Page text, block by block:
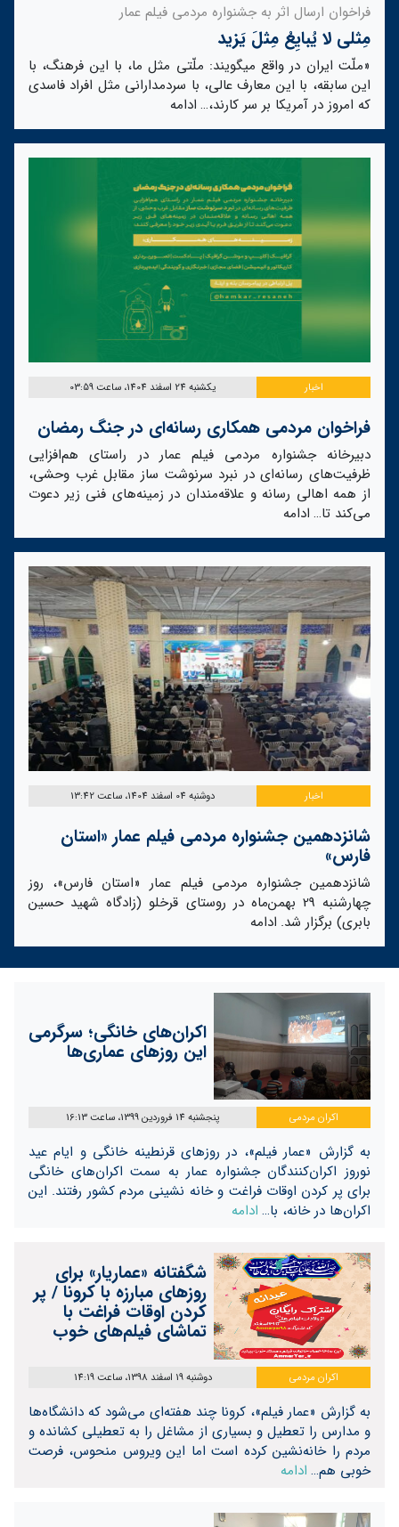
فراخوان ارسال اثر به جشنواره مردمی فیلم عمار
مِثلی لا یُبایِعُ مِثلَ یَزید
«ملّت ایران در واقع میگویند: ملّتی مثل ما، با این فرهنگ، با
این سابقه، با این معارف عالی، با سردمدارانی مثل افراد فاسدی
که امروز در آمریکا بر سر کارند،… ادامه
اخبار یکشنبه 24 اسفند 1404، ساعت 03:59
فراخوان مردمی همکاری رسانه‌ای در جنگ رمضان
دبیرخانه جشنواره مردمی فیلم عمار در راستای هم‌افزایی
ظرفیت‌های رسانه‌ای در نبرد سرنوشت ساز مقابل غرب وحشی،
از همه اهالی رسانه و علاقه‌مندان در زمینه‌های فنی زیر دعوت
می‌کند تا… ادامه
اخبار دوشنبه 04 اسفند 1404، ساعت 13:42
شانزدهمین جشنواره مردمی فیلم عمار «استان
فارس»
شانزدهمین جشنواره مردمی فیلم عمار «استان فارس»، روز
چهارشنبه 29 بهمن‌ماه در روستای قرخلو (زادگاه شهید حسین
بابری) برگزار شد. ادامه
اکران‌های خانگی؛ سرگرمی
این روزهای عماری‌ها
اکران مردمی پنجشنبه 14 فروردین 1399، ساعت 16:13
به گزارش «عمار فیلم»، در روزهای قرنطینه خانگی و ایام عید
نوروز اکران‌کنندگان جشنواره عمار به سمت اکران‌های خانگی
برای پر کردن اوقات فراغت و خانه نشینی مردم کشور رفتند. این
اکران‌ها در خانه، با… ادامه
شگفتانه «عماریار» برای
روزهای مبارزه با کرونا / پر
کردن اوقات فراغت با
تماشای فیلم‌های خوب
اکران مردمی دوشنبه 19 اسفند 1398، ساعت 14:19
به گزارش «عمار فیلم»، کرونا چند هفته‌ای می‌شود که دانشگاه‌ها
و مدارس را تعطیل و بسیاری از مشاغل را به تعطیلی کشانده و
مردم را خانه‌نشین کرده است اما این ویروس منحوس، فرصت
خوبی هم… ادامه